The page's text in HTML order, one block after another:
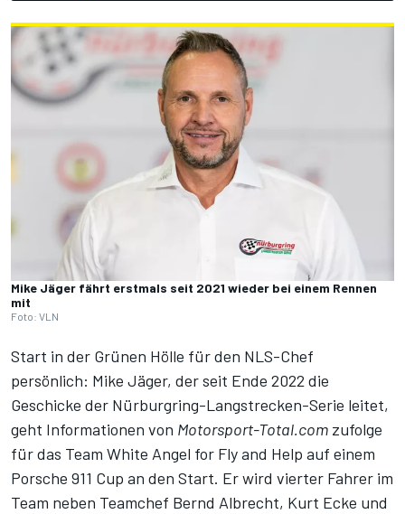
Mike Jäger fährt erstmals seit 2021 wieder bei einem Rennen
mit
Foto: VLN
Start in der Grünen Hölle für den NLS-Chef
persönlich: Mike Jäger, der seit Ende 2022 die
Geschicke der Nürburgring-Langstrecken-Serie leitet,
geht Informationen von Motorsport-Total.com zufolge
für das Team White Angel for Fly and Help auf einem
Porsche 911 Cup an den Start. Er wird vierter Fahrer im
Team neben Teamchef Bernd Albrecht, Kurt Ecke und